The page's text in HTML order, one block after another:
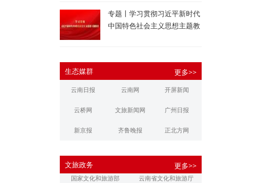
专题丨学习贯彻习近平新时代
中国特色社会主义思想主题教
生态媒群 更多>>
云南日报 云南网 开屏新闻
云桥网 文旅新闻网 广州日报
新京报 齐鲁晚报 正北方网
江南都市报 潇湘晨报
文旅政务 更多>>
国家文化和旅游部 云南省文化和旅游厅